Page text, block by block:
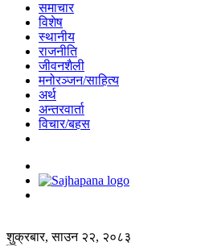
समाचार
विशेष
स्थानीय
राजनीति
जीवनशैली
मनोरञ्जन/साहित्य
अर्थ
अन्तरवार्ता
विचार/बहस
शुक्रबार, साउन २२, २०८३